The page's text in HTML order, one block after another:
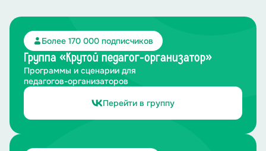
Более 170 000 подписчиков
Группа «Крутой педагог-организатор»
Программы и сценарии для
педагогов-организаторов
Перейти в группу